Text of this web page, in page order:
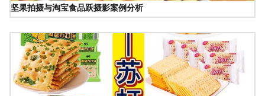
坚果拍摄与淘宝食品跃摄影案例分析